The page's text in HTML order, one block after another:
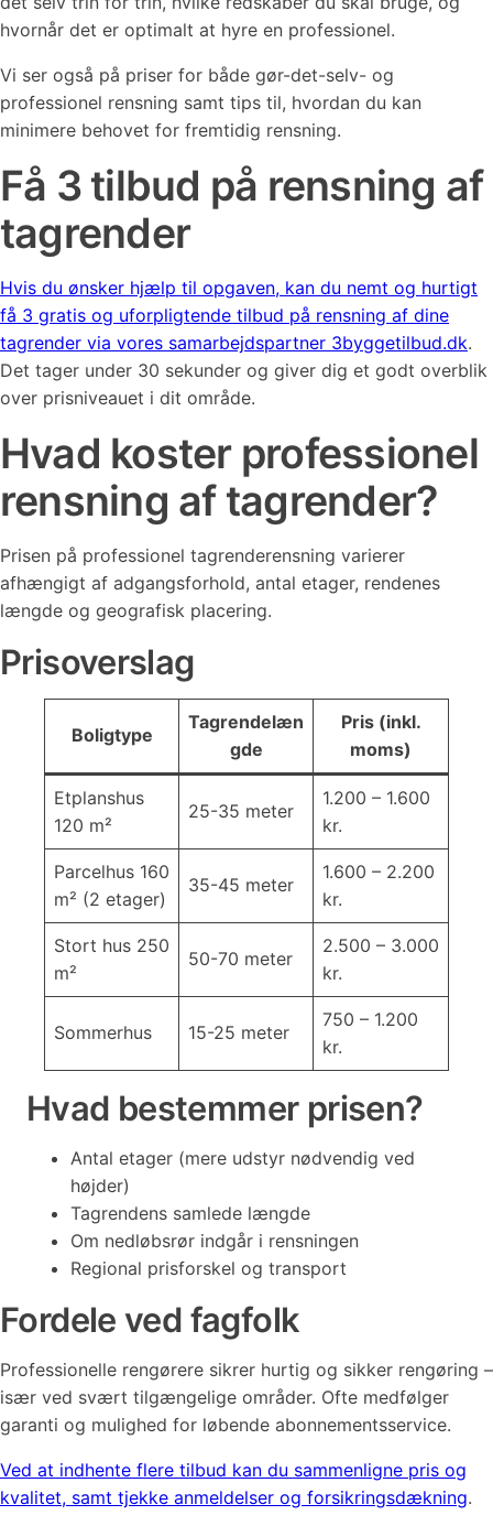
hvornår det er optimalt at hyre en professionel.
Vi ser også på priser for både gør-det-selv- og
professionel rensning samt tips til, hvordan du kan
minimere behovet for fremtidig rensning.
Få 3 tilbud på rensning af
tagrender
Hvis du ønsker hjælp til opgaven, kan du nemt og hurtigt
få 3 gratis og uforpligtende tilbud på rensning af dine
tagrender via vores samarbejdspartner 3byggetilbud.dk.
Det tager under 30 sekunder og giver dig et godt overblik
over prisniveauet i dit område.
Hvad koster professionel
rensning af tagrender?
Prisen på professionel tagrenderensning varierer
afhængigt af adgangsforhold, antal etager, rendenes
længde og geografisk placering.
Prisoverslag
Boligtype
Tagrendelæn
gde
Pris (inkl.
moms)
Etplanshus
120 m²
25-35 meter
1.200 – 1.600
kr.
Parcelhus 160
m² (2 etager)
35-45 meter
1.600 – 2.200
kr.
Stort hus 250
m²
50-70 meter
2.500 – 3.000
kr.
Sommerhus 15-25 meter
750 – 1.200
kr.
Hvad bestemmer prisen?
Antal etager (mere udstyr nødvendig ved
højder)
Tagrendens samlede længde
Om nedløbsrør indgår i rensningen
Regional prisforskel og transport
Fordele ved fagfolk
Professionelle rengørere sikrer hurtig og sikker rengøring –
især ved svært tilgængelige områder. Ofte medfølger
garanti og mulighed for løbende abonnementsservice.
Ved at indhente flere tilbud kan du sammenligne pris og
kvalitet, samt tjekke anmeldelser og forsikringsdækning.